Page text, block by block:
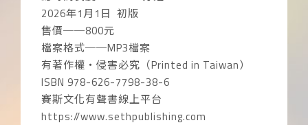
2026年1月1日 初版
售價──800元
檔案格式──MP3檔案
有著作權‧侵害必究（Printed in Taiwan）
ISBN 978-626-7798-38-6
賽斯文化有聲書線上平台
https://www.sethpublishing.com